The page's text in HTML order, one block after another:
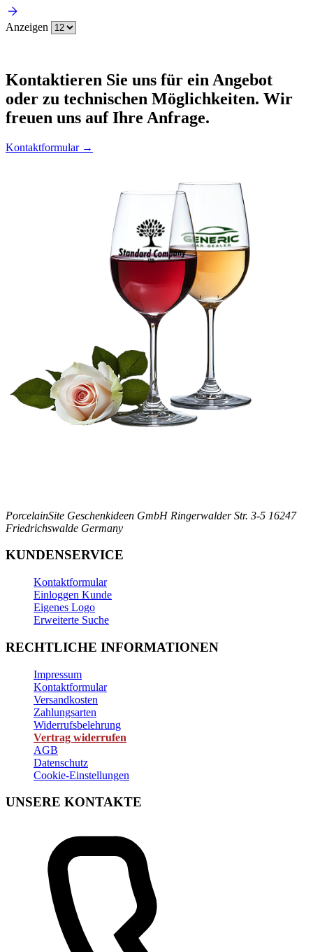
Anzeigen
Kontaktieren Sie uns für ein Angebot
oder zu technischen Möglichkeiten. Wir
freuen uns auf Ihre Anfrage.
Kontaktformular →
PorcelainSite Geschenkideen GmbH Ringerwalder Str. 3-5 16247
Friedrichswalde Germany
KUNDENSERVICE
Kontaktformular
Einloggen Kunde
Eigenes Logo
Erweiterte Suche
RECHTLICHE INFORMATIONEN
Impressum
Kontaktformular
Versandkosten
Zahlungsarten
Widerrufsbelehrung
Vertrag widerrufen
AGB
Datenschutz
Cookie-Einstellungen
UNSERE KONTAKTE